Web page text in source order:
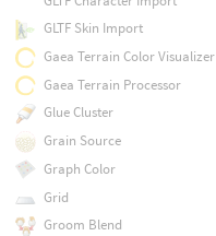
GLTF Skin Import
Gaea Terrain Color Visualizer
Gaea Terrain Processor
Glue Cluster
Grain Source
Graph Color
Grid
Groom Blend